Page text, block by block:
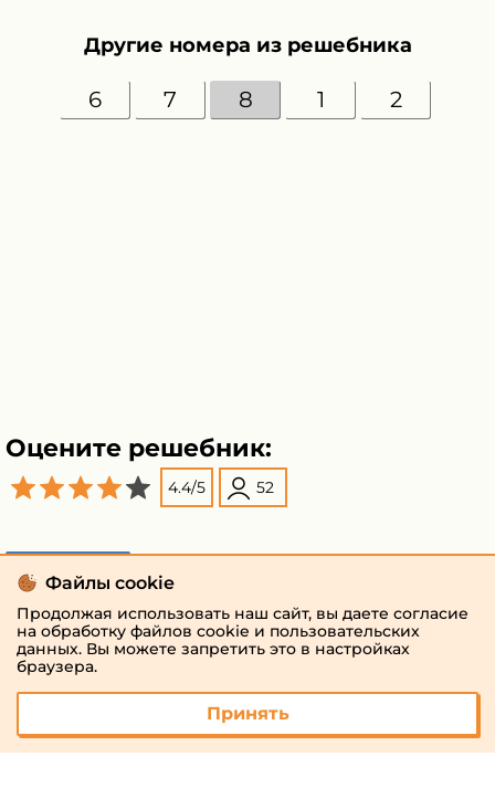
Другие номера из решебника
6 7 8 1 2
Оцените решебник:
4.4/5 52
Файлы cookie
Продолжая использовать наш сайт, вы даете согласие
на обработку файлов cookie и пользовательских
данных. Вы можете запретить это в настройках
браузера.
Принять